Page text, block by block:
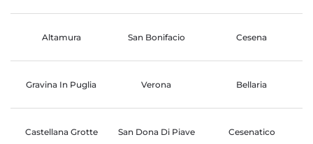
Altamura San Bonifacio Cesena
Gravina In Puglia Verona Bellaria
Castellana Grotte San Dona Di Piave Cesenatico